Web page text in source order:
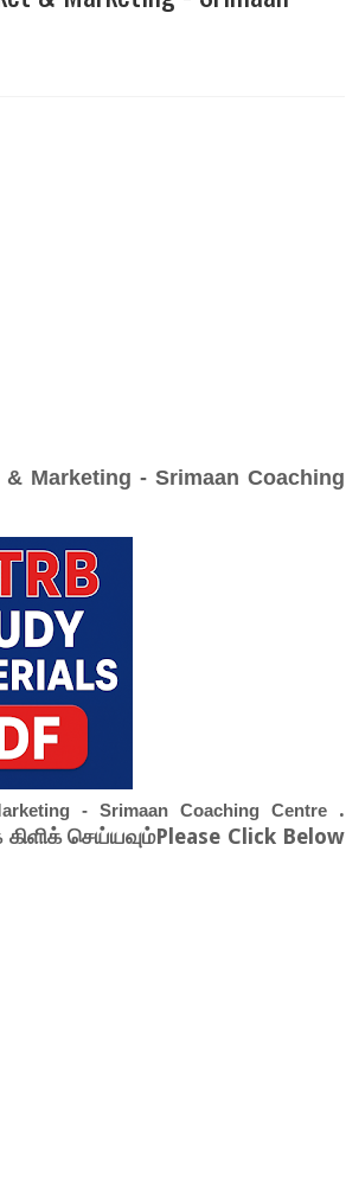
Marketing - Srimaan Coaching
- Srimaan Coaching Centre .
செய்யவும்Please Click Below